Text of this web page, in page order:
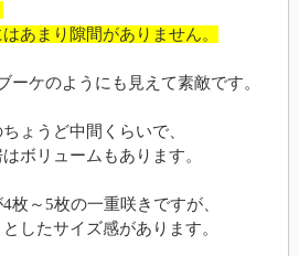
あまり隙間がありません。
ーケのようにも見えて素敵です。
ょうど中間くらいで、
ボリュームもあります。
枚～5枚の一重咲きですが、
したサイズ感があります。